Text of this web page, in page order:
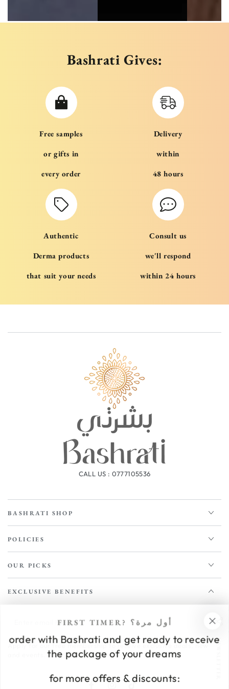
Bashrati Gives:
Free samples
or gifts in
every order
Delivery
within
48 hours
Authentic
Derma products
that suit your needs
Consult us
we'll respond
within 24 hours
CALL US : 0777105536
BASHRATI SHOP
POLICIES
OUR PICKS
EXCLUSIVE BENEFITS
email
Apply for our free membership to receive exclusive deals, news,
FIRST TIMER? أول مرة؟
order with Bashrati and get ready to receive
the package of your dreams
for more offers & discounts: